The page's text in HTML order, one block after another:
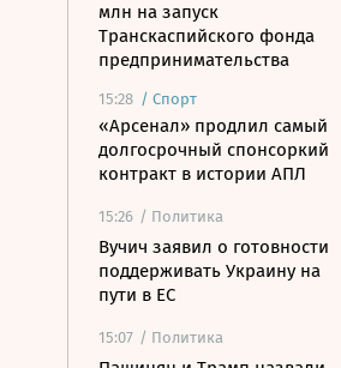
млн на запуск
Транскаспийского фонда
предпринимательства
15:28 / Спорт
«Арсенал» продлил самый
долгосрочный спонсоркий
контракт в истории АПЛ
15:26 / Политика
Вучич заявил о готовности
поддерживать Украину на
пути в ЕС
15:07 / Политика